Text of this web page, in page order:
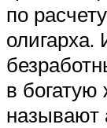
по
олигарха.
в
называют